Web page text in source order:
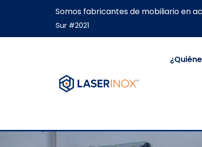
Somos fabricantes de mobiliario en
Sur #2021